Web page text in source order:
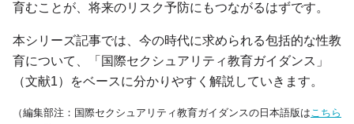
育むことが、将来のリスク予防にもつながるはずです。
本シリーズ記事では、今の時代に求められる包括的な性教
育について、「国際セクシュアリティ教育ガイダンス」
（文献1）をベースに分かりやすく解説していきます。
（編集部注：国際セクシュアリティ教育ガイダンスの日本語版はこちら